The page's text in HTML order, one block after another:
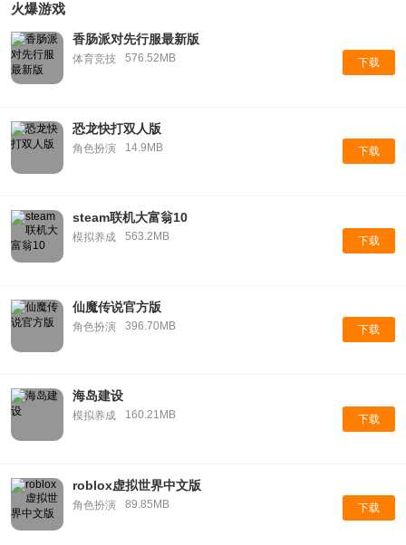
火爆游戏
香肠派对先行服最新版
体育竞技 576.52MB 下载
恐龙快打双人版
角色扮演 14.9MB 下载
steam联机大富翁10
模拟养成 563.2MB 下载
仙魔传说官方版
角色扮演 396.70MB 下载
海岛建设
模拟养成 160.21MB 下载
roblox虚拟世界中文版
角色扮演 89.85MB 下载